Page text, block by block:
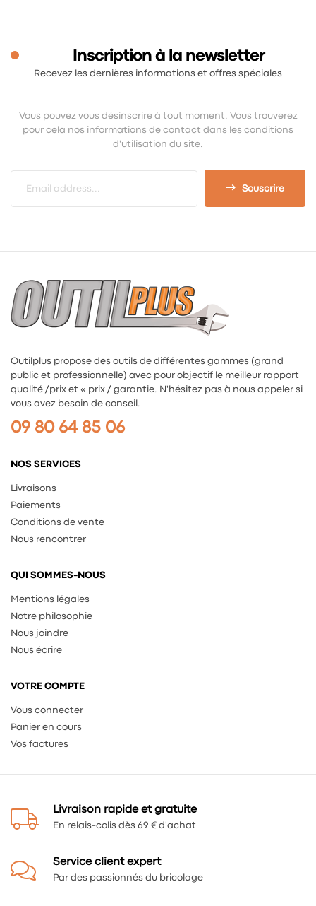
Inscription à la newsletter
Recevez les dernières informations et offres spéciales
Vous pouvez vous désinscrire à tout moment. Vous trouverez
pour cela nos informations de contact dans les conditions
d'utilisation du site.
Souscrire
Outilplus propose des outils de différentes gammes (grand
public et professionnelle) avec pour objectif le meilleur rapport
qualité /prix et « prix / garantie. N'hésitez pas à nous appeler si
vous avez besoin de conseil.
09 80 64 85 06
NOS SERVICES
Livraisons
Paiements
Conditions de vente
Nous rencontrer
QUI SOMMES-NOUS
Mentions légales
Notre philosophie
Nous joindre
Nous écrire
VOTRE COMPTE
Vous connecter
Panier en cours
Vos factures
Livraison rapide et gratuite
En relais-colis dès 69 € d'achat
Service client expert
Par des passionnés du bricolage